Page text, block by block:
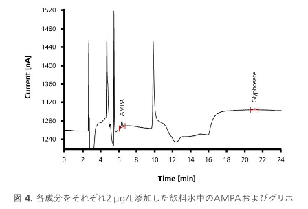
図 4. 各成分をそれぞれ2 µg/L添加した飲料水中のAMPAおよびグリホ